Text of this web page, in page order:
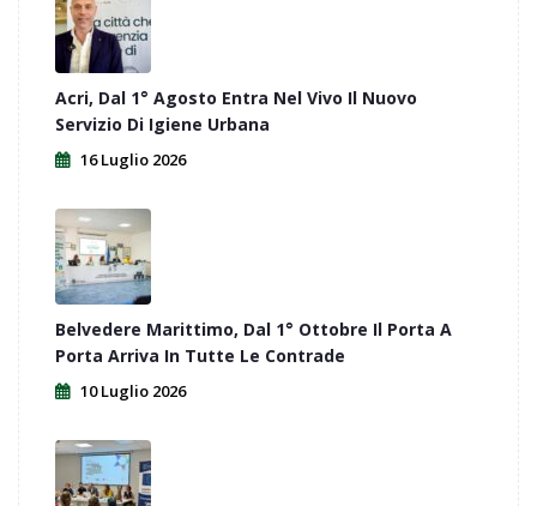
Acri, Dal 1° Agosto Entra Nel Vivo Il Nuovo
Servizio Di Igiene Urbana
16 Luglio 2026
Belvedere Marittimo, Dal 1° Ottobre Il Porta A
Porta Arriva In Tutte Le Contrade
10 Luglio 2026